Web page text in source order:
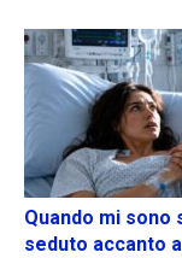
Quando mi sono
seduto accanto